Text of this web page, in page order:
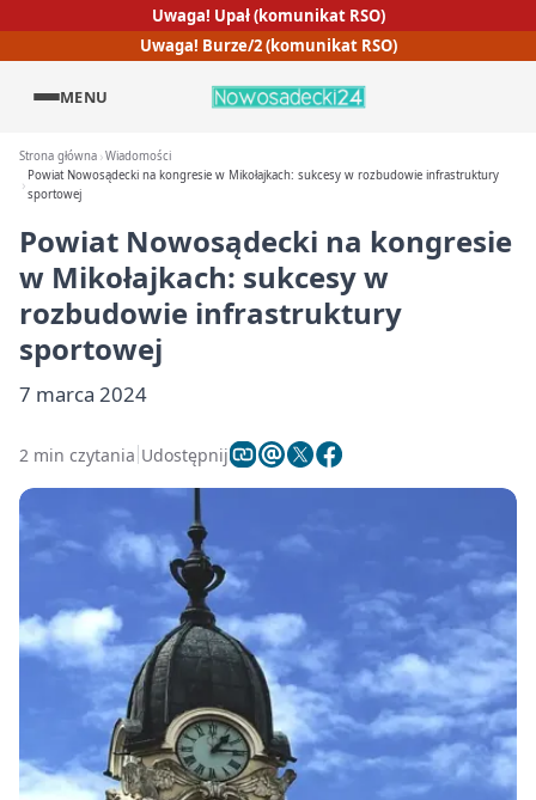
Uwaga! Upał (komunikat RSO)
Uwaga! Burze/2 (komunikat RSO)
MENU
Strona główna Wiadomości
Powiat Nowosądecki na kongresie w Mikołajkach: sukcesy w rozbudowie infrastruktury
sportowej
Powiat Nowosądecki na kongresie
w Mikołajkach: sukcesy w
rozbudowie infrastruktury
sportowej
7 marca 2024
2 min czytania Udostępnij